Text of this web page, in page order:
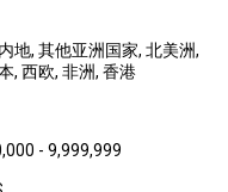
地, 其他亚洲国家, 北美洲,
, 西欧, 非洲, 香港
- 9,999,999